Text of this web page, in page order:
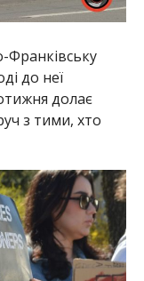
Франківську
до неї
долає
з тими, хто